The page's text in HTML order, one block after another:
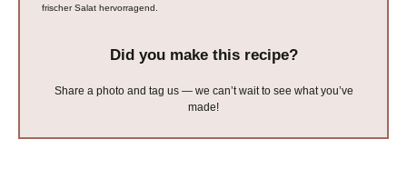
frischer Salat hervorragend.
Did you make this recipe?
Share a photo and tag us — we can’t wait to see what you’ve
made!